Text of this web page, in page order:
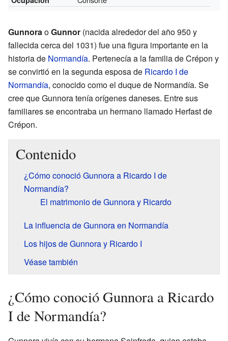
GunnoraoGunnor (nacida alrededor del año 950 y
fallecida cerca del 1031) fue una figura importante en la
historia de Normandía. Pertenecía a la familia de Crépon y
se convirtió en la segunda esposa de Ricardo I de
Normandía, conocido como el duque de Normandía. Se
cree que Gunnora tenía orígenes daneses. Entre sus
familiares se encontraba un hermano llamado Herfast de
Crépon.
Contenido
¿Cómo conoció Gunnora a Ricardo I de
Normandía?
El matrimonio de Gunnora y Ricardo
La influencia de Gunnora en Normandía
Los hijos de Gunnora y Ricardo I
Véase también
¿Cómo conoció Gunnora a Ricardo
I de Normandía?